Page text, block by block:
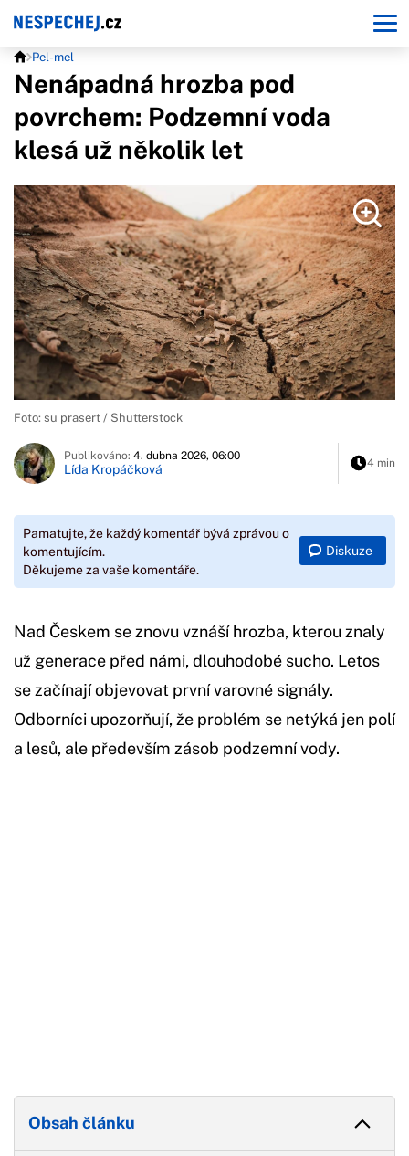
Pel-mel
Nenápadná hrozba pod
povrchem: Podzemní voda
klesá už několik let
Foto: su prasert / Shutterstock
Publikováno: 4. dubna 2026, 06:00
Lída Kropáčková 4 min
Pamatujte, že každý komentář bývá zprávou o
komentujícím.
Děkujeme za vaše komentáře.
Diskuze
Nad Českem se znovu vznáší hrozba, kterou znaly
už generace před námi, dlouhodobé sucho. Letos
se začínají objevovat první varovné signály.
Odborníci upozorňují, že problém se netýká jen polí
a lesů, ale především zásob podzemní vody.
Obsah článku